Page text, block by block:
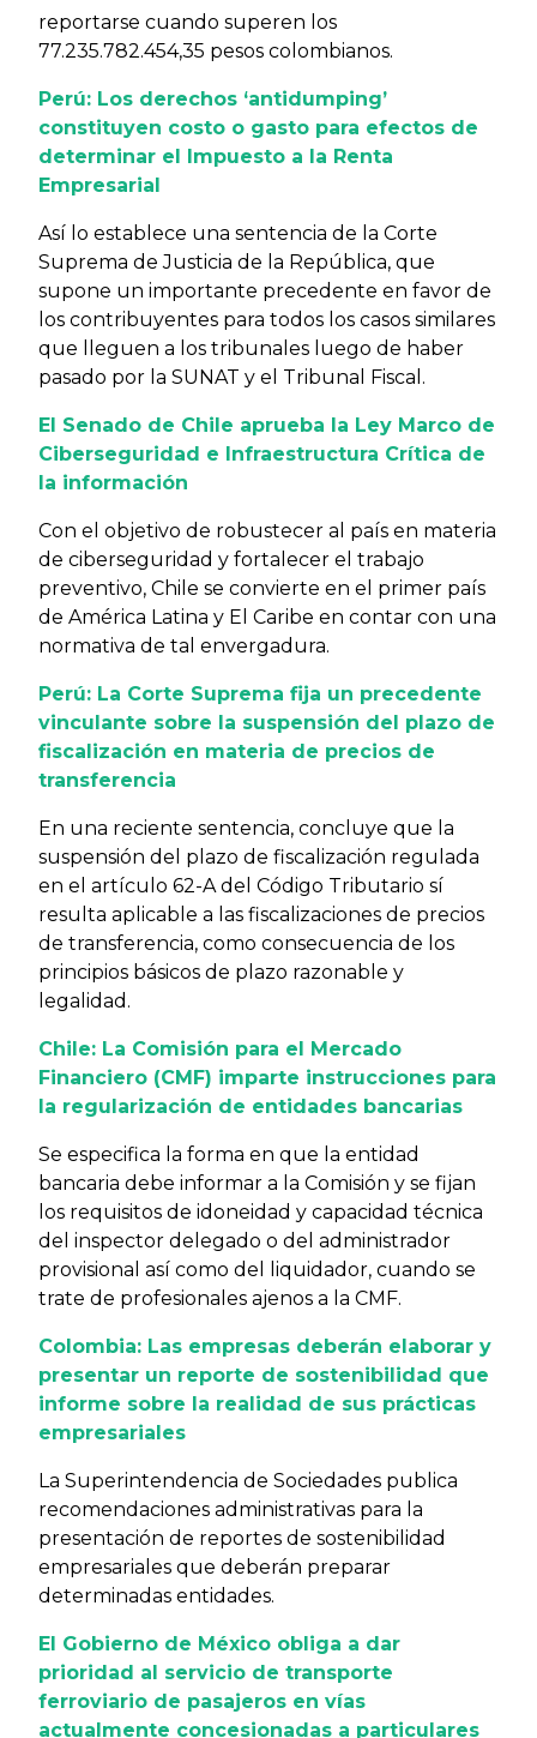
reportarse cuando superen los
77.235.782.454,35 pesos colombianos.
Perú: Los derechos ‘antidumping’
constituyen costo o gasto para efectos de
determinar el Impuesto a la Renta
Empresarial
Así lo establece una sentencia de la Corte
Suprema de Justicia de la República, que
supone un importante precedente en favor de
los contribuyentes para todos los casos similares
que lleguen a los tribunales luego de haber
pasado por la SUNAT y el Tribunal Fiscal.
El Senado de Chile aprueba la Ley Marco de
Ciberseguridad e Infraestructura Crítica de
la información
Con el objetivo de robustecer al país en materia
de ciberseguridad y fortalecer el trabajo
preventivo, Chile se convierte en el primer país
de América Latina y El Caribe en contar con una
normativa de tal envergadura.
Perú: La Corte Suprema fija un precedente
vinculante sobre la suspensión del plazo de
fiscalización en materia de precios de
transferencia
En una reciente sentencia, concluye que la
suspensión del plazo de fiscalización regulada
en el artículo 62-A del Código Tributario sí
resulta aplicable a las fiscalizaciones de precios
de transferencia, como consecuencia de los
principios básicos de plazo razonable y
legalidad.
Chile: La Comisión para el Mercado
Financiero (CMF) imparte instrucciones para
la regularización de entidades bancarias
Se especifica la forma en que la entidad
bancaria debe informar a la Comisión y se fijan
los requisitos de idoneidad y capacidad técnica
del inspector delegado o del administrador
provisional así como del liquidador, cuando se
trate de profesionales ajenos a la CMF.
Colombia: Las empresas deberán elaborar y
presentar un reporte de sostenibilidad que
informe sobre la realidad de sus prácticas
empresariales
La Superintendencia de Sociedades publica
recomendaciones administrativas para la
presentación de reportes de sostenibilidad
empresariales que deberán preparar
determinadas entidades.
El Gobierno de México obliga a dar
prioridad al servicio de transporte
ferroviario de pasajeros en vías
actualmente concesionadas a particulares